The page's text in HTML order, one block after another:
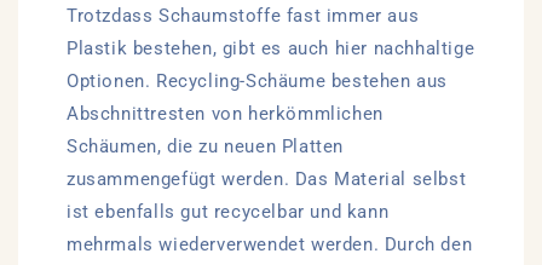
Trotzdass Schaumstoffe fast immer aus
Plastik bestehen, gibt es auch hier nachhaltige
Optionen. Recycling-Schäume bestehen aus
Abschnittresten von herkömmlichen
Schäumen, die zu neuen Platten
zusammengefügt werden. Das Material selbst
ist ebenfalls gut recycelbar und kann
mehrmals wiederverwendet werden. Durch den